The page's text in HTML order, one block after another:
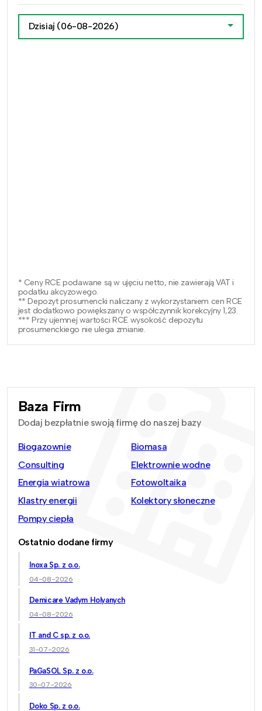
Dzisiaj (06-08-2026)
* Ceny RCE podawane są w ujęciu netto, nie zawierają VAT i
podatku akcyzowego.
** Depozyt prosumencki naliczany z wykorzystaniem cen RCE
jest dodatkowo powiększany o współczynnik korekcyjny 1,23.
*** Przy ujemnej wartości RCE wysokość depozytu
prosumenckiego nie ulega zmianie.
Baza Firm
Dodaj bezpłatnie swoją firmę do naszej bazy
Biogazownie
Biomasa
Consulting
Elektrownie wodne
Energia wiatrowa
Fotowoltaika
Klastry energii
Kolektory słoneczne
Pompy ciepła
Ostatnio dodane firmy
Inoxa Sp. z o.o.
04-08-2026
Demicare Vadym Holyanych
04-08-2026
IT and C sp. z o.o.
31-07-2026
PaGaSOL Sp. z o.o.
30-07-2026
Doko Sp. z o.o.